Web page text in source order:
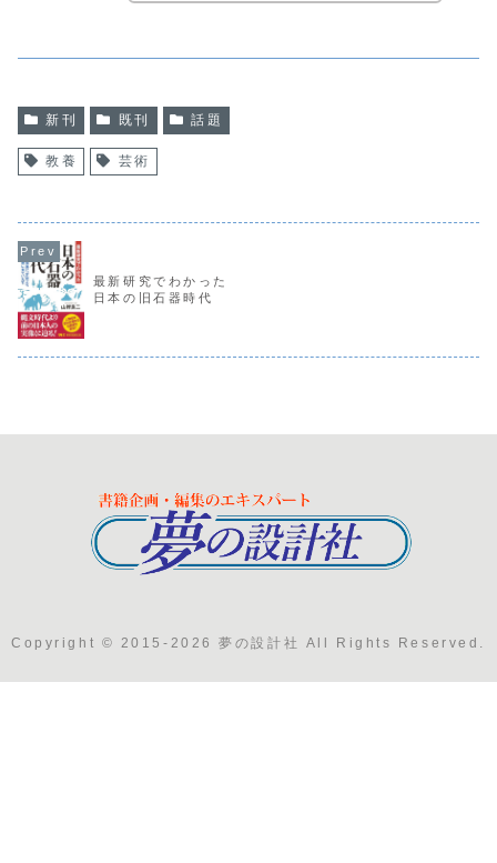
新刊 既刊 話題
教養 芸術
最新研究でわかった
日本の旧石器時代
Copyright © 2015-2026 夢の設計社 All Rights Reserved.